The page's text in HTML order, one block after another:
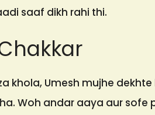
saaf dikh rahi thi.
khola, Umesh mujhe
Woh andar aaya aur sofe